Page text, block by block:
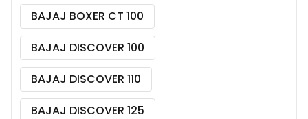
BAJAJ BOXER CT 100
BAJAJ DISCOVER 100
BAJAJ DISCOVER 110
BAJAJ DISCOVER 125